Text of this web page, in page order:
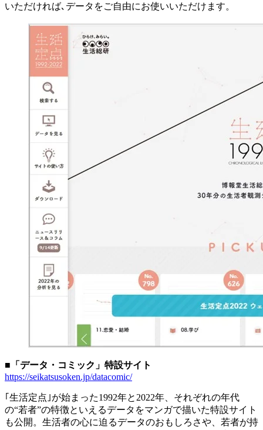
いただければ､データをご自由にお使いいただけます。
■「データ・コミック」特設サイト
https://seikatsusoken.jp/datacomic/
｢生活定点｣が始まった1992年と2022年、それぞれの年代
の“若者”の特徴といえるデータをマンガで描いた特設サイト
も公開。生活者の心に迫るデータのおもしろさや、若者が持